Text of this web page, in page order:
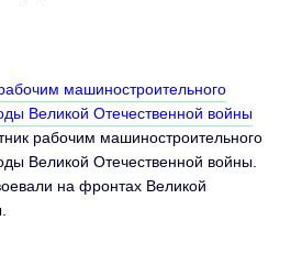
машиностроительного
Великой Отечественной войны
рабочим машиностроительного
Великой Отечественной войны.
на фронтах Великой